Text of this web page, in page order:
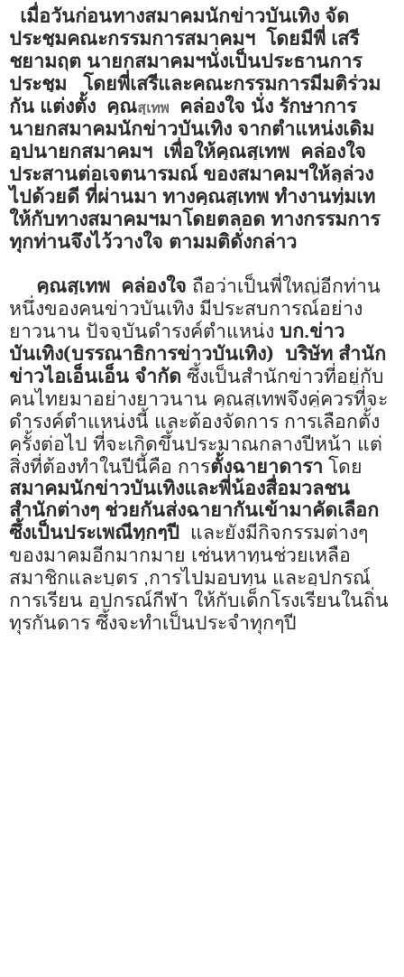
เมื่อวันก่อนทางสมาคมนักข่าวบันเทิง จัด
ประชุมคณะกรรมการสมาคมฯ โดยมีพี่ เสรี
ชยามฤต นายกสมาคมฯนั่งเป็นประธานการ
ประชุม
โดยพี่เสรีและคณะกรรมการมีมติร่วม
กัน แต่งตั้ง คุณสุเทพ คล่องใจ นั่ง รักษาการ
นายกสมาคมนักข่าวบันเทิง จากตำแหน่งเดิม
อุปนายกสมาคมฯ เพื่อให้คุณสุเทพ คล่องใจ
ประสานต่อเจตนารมณ์ ของสมาคมฯให้ลุล่วง
ไปด้วยดี ที่ผ่านมา ทางคุณสุเทพ ทำงานทุ่มเท
ให้กับทางสมาคมฯมาโดยตลอด ทางกรรมการ
ทุกท่านจึงไว้วางใจ ตามมติดั่งกล่าว
คุณสุเทพ คล่องใจ ถือว่าเป็นพี่ใหญ่อีกท่าน
หนึ่งของคนข่าวบันเทิง มีประสบการณ์อย่าง
ยาวนาน ปัจจุบันดำรงค์ตำแหน่ง บก.ข่าว
บันเทิง(บรรณาธิการข่าวบันเทิง) บริษัท สำนัก
ข่าวไอเอ็นเอ็น จำกัด ซึ้งเป็นสำนักข่าวที่อยู่กับ
คนไทยมาอย่างยาวนาน คุณสุเทพจึงคู่ควรที่จะ
ดำรงค์ตำแหน่งนี้ และต้องจัดการ การเลือกตั้ง
ครั้งต่อไป ที่จะเกิดขึ้นประมาณกลางปีหน้า แต่
สิ่งที่ต้องทำในปีนี้คือ การตั้งฉายาดารา โดย
สมาคมนักข่าวบันเทิงและพี่น้องสื่อมวลชน
สำนักต่างๆ ช่วยกันส่งฉายากันเข้ามาคัดเลือก
ซึ้งเป็นประเพณีทุกๆปี
และยังมีกิจกรรมต่างๆ
ของมาคมอีกมากมาย เช่นหาทุนช่วยเหลือ
สมาชิกและบุตร ,การไปมอบทุน และอุปกรณ์
การเรียน อุปกรณ์กีฬา ให้กับเด็กโรงเรียนในถิ่น
ทุรกันดาร ซึ้งจะทำเป็นประจำทุกๆปี